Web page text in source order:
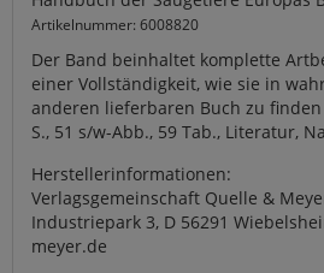
Artikelnummer: 6008820
Der Band beinhaltet komplette
einer Vollständigkeit, wie sie in
anderen lieferbaren Buch zu
S., 51 s/w-Abb., 59 Tab., Literatur,
Herstellerinformationen:
Verlagsgemeinschaft Quelle &
Industriepark 3, D 56291
meyer.de